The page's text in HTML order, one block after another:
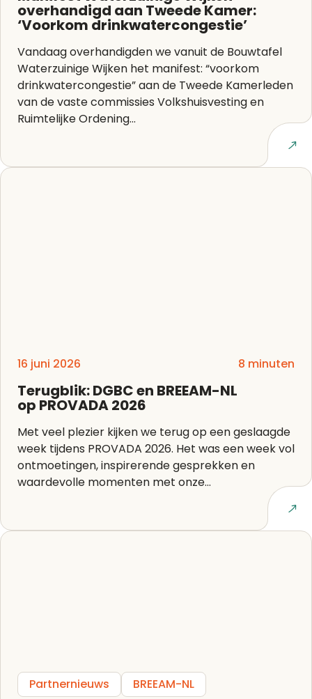
overhandigd aan Tweede Kamer:
‘Voorkom drinkwatercongestie’
Vandaag overhandigden we vanuit de Bouwtafel
Waterzuinige Wijken het manifest: “voorkom
drinkwatercongestie” aan de Tweede Kamerleden
van de vaste commissies Volkshuisvesting en
Ruimtelijke Ordening...
Lees artikel
16 juni 2026 8 minuten
Terugblik: DGBC en BREEAM-NL
op PROVADA 2026
Met veel plezier kijken we terug op een geslaagde
week tijdens PROVADA 2026. Het was een week vol
ontmoetingen, inspirerende gesprekken en
waardevolle momenten met onze...
Lees artikel
Partnernieuws BREEAM-NL